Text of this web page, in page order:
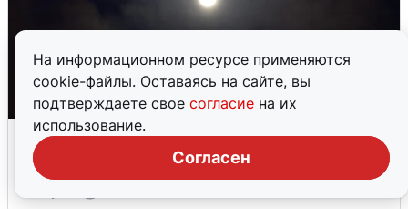
На информационном ресурсе применяются
cookie-файлы. Оставаясь на сайте, вы
подтверждаете свое согласие на их
использование.
Согласен
Взрывы в Воронеже после сигнала
тревоги